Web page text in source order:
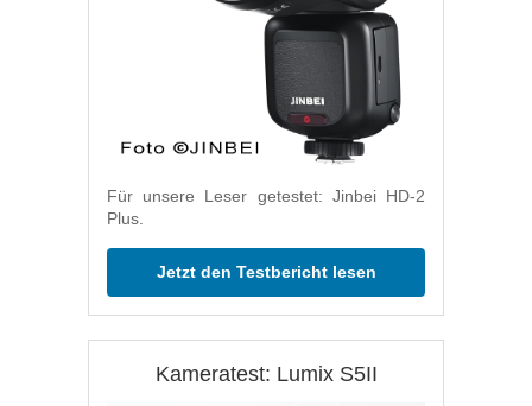
Für unsere Leser getestet: Jinbei HD-2
Plus.
Jetzt den Testbericht lesen
Kameratest: Lumix S5II